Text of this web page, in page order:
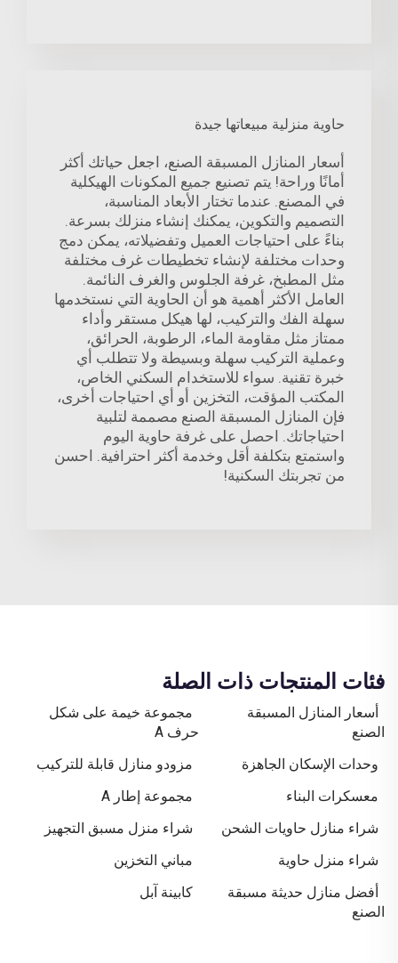
حاوية منزلية مبيعاتها جيدة
أسعار المنازل المسبقة الصنع، اجعل حياتك أكثر
أمانًا وراحة! يتم تصنيع جميع المكونات الهيكلية
في المصنع. عندما تختار الأبعاد المناسبة،
التصميم والتكوين، يمكنك إنشاء منزلك بسرعة.
بناءً على احتياجات العميل وتفضيلاته، يمكن دمج
وحدات مختلفة لإنشاء تخطيطات غرف مختلفة
مثل المطبخ، غرفة الجلوس والغرف النائمة.
العامل الأكثر أهمية هو أن الحاوية التي نستخدمها
سهلة الفك والتركيب، لها هيكل مستقر وأداء
ممتاز مثل مقاومة الماء، الرطوبة، الحرائق،
وعملية التركيب سهلة وبسيطة ولا تتطلب أي
خبرة تقنية. سواء للاستخدام السكني الخاص،
المكتب المؤقت، التخزين أو أي احتياجات أخرى،
فإن المنازل المسبقة الصنع مصممة لتلبية
احتياجاتك. احصل على غرفة حاوية اليوم
واستمتع بتكلفة أقل وخدمة أكثر احترافية. احسن
من تجربتك السكنية!
فئات المنتجات ذات الصلة
أسعار المنازل المسبقة
الصنع
مجموعة خيمة على شكل
حرف A
وحدات الإسكان الجاهزة
مزودو منازل قابلة للتركيب
معسكرات البناء
مجموعة إطار A
شراء منازل حاويات الشحن
شراء منزل مسبق التجهيز
شراء منزل حاوية
مباني التخزين
أفضل منازل حديثة مسبقة
الصنع
كابينة آبل